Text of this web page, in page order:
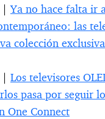
|Ya no hace falta ir
las
colección exclusiva
Los televisores
pasa por seguir
One Connect